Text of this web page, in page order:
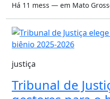
Há 11 mess — em Mato
justiça
Tribunal de